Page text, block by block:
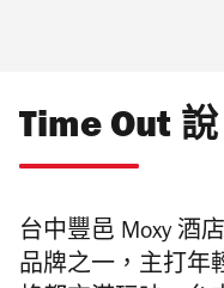
Time Out 說
台中豐邑 Moxy 酒
品牌之一，主打年